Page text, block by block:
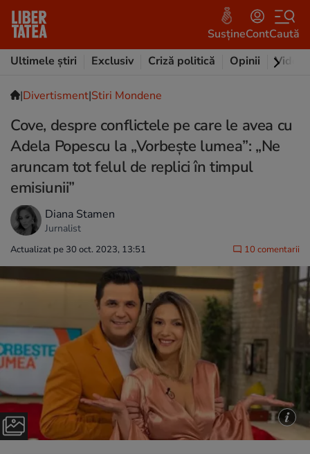
SusțineContCaută
Ultimele știri
Exclusiv Criză politică Opinii Video
|Divertisment|Stiri Mondene
Cove, despre conflictele pe care le avea cu
Adela Popescu la „Vorbește lumea”: „Ne
aruncam tot felul de replici în timpul
emisiunii”
Diana Stamen
Jurnalist
Actualizat pe 30 oct. 2023, 13:51 10 comentarii